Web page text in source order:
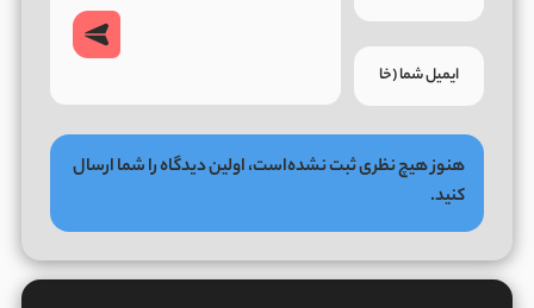
هنوز هیچ نظری ثبت نشده‌است، اولین دیدگاه را شما ارسال
کنید.